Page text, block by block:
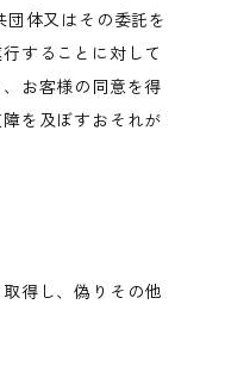
団体又はその委託を
することに対して
お客様の同意を得
を及ぼすおそれが
得し、偽りその他